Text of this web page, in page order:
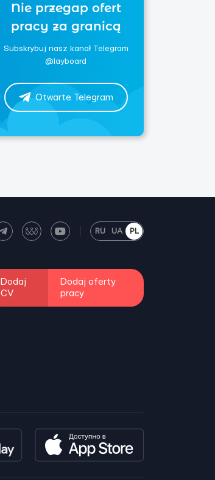
Nie przegap ofert
pracy za granicą
Subskrybuj nasz kanał Telegram
@layboard
Otwarte Telegram
RU UA PL
Dodaj
CV
Dodaj oferty
pracy